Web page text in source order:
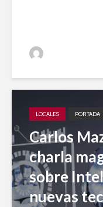
LOCALES PORTADA
Carlos
charla
sobre
nuevas